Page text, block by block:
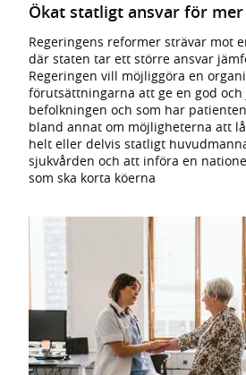
Ökat statligt ansvar för
Regeringens reformer strävar mot
där staten tar ett större ansvar
Regeringen vill möjliggöra en
förutsättningarna att ge en god
befolkningen och som har
bland annat om möjligheterna att
helt eller delvis statligt
sjukvården och att införa en
som ska korta köerna